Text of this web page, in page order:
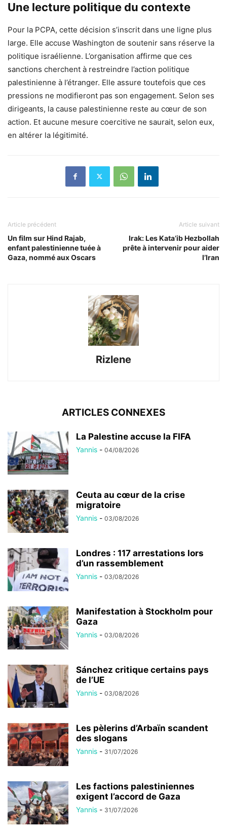
Une lecture politique du contexte
Pour la PCPA, cette décision s’inscrit dans une ligne plus
large. Elle accuse Washington de soutenir sans réserve la
politique israélienne. L’organisation affirme que ces
sanctions cherchent à restreindre l’action politique
palestinienne à l’étranger. Elle assure toutefois que ces
pressions ne modifieront pas son engagement. Selon ses
dirigeants, la cause palestinienne reste au cœur de son
action. Et aucune mesure coercitive ne saurait, selon eux,
en altérer la légitimité.
Article précédent
Un film sur Hind Rajab,
enfant palestinienne tuée à
Gaza, nommé aux Oscars
Article suivant
Irak: Les Kata’ib Hezbollah
prête à intervenir pour aider
l’Iran
Rizlene
ARTICLES CONNEXES
La Palestine accuse la FIFA
Yannis - 04/08/2026
Ceuta au cœur de la crise
migratoire
Yannis - 03/08/2026
Londres : 117 arrestations lors
d’un rassemblement
Yannis - 03/08/2026
Manifestation à Stockholm pour
Gaza
Yannis - 03/08/2026
Sánchez critique certains pays
de l’UE
Yannis - 03/08/2026
Les pèlerins d’Arbaïn scandent
des slogans
Yannis - 31/07/2026
Les factions palestiniennes
exigent l’accord de Gaza
Yannis - 31/07/2026